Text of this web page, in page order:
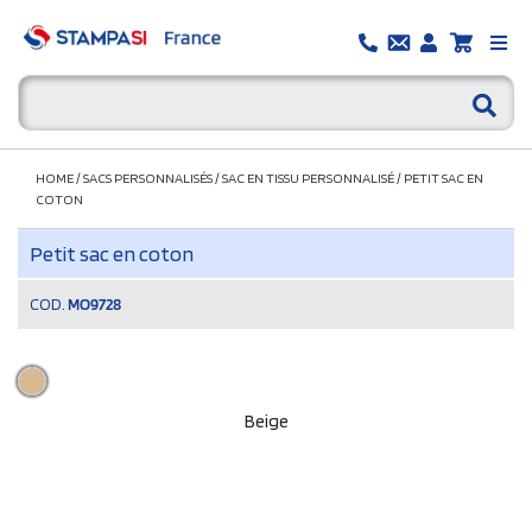
HOME/SACS PERSONNALISÉS/SAC EN TISSU PERSONNALISÉ/ PETIT SAC EN
COTON
Petit sac en coton
COD. MO9728
Beige